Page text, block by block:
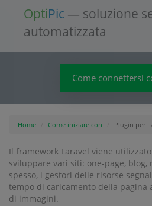
OptiPic — soluzione
automatizzata
Come connettersi
Home Come iniziare con Plugin per
Il framework Laravel viene
sviluppare vari siti: one-page, blog,
spesso, i gestori delle risorse
tempo di caricamento della pagina
di immagini.